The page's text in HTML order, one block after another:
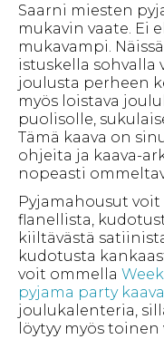
Saarni miesten
mukavin vaate. Ei
mukavampi.
istuskella sohvalla
joulusta perheen
myös loistava
puolisolle,
Tämä kaava on
ohjeita ja kaava-
nopeasti
Pyjamahousut
flanellista,
kiiltävästä
kudotusta
voit ommella
pyjama party
joulukalenteria,
löytyy myös